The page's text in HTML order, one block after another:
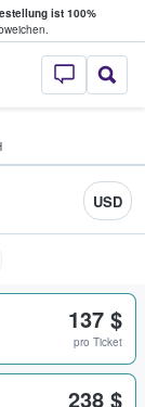
ist 100%
- Wo
USD
137 $
pro Ticket
238 $